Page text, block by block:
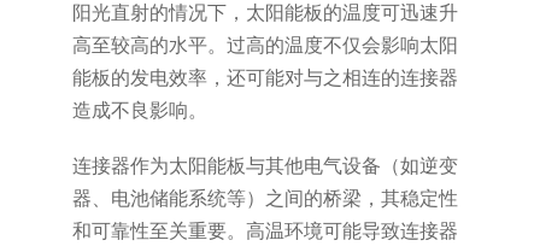
阳光直射的情况下，太阳能板的温度可迅速升
高至较高的水平。过高的温度不仅会影响太阳
能板的发电效率，还可能对与之相连的连接器
造成不良影响。
连接器作为太阳能板与其他电气设备（如逆变
器、电池储能系统等）之间的桥梁，其稳定性
和可靠性至关重要。高温环境可能导致连接器